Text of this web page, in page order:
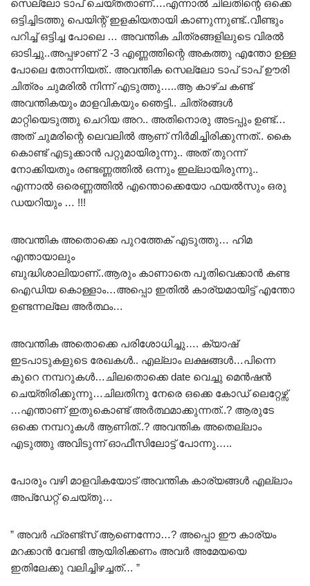
സെല്ലോ ടാപ് ചെയ്തതാണ്….എന്നാൽ ചിലതിന്റെ ഒക്കെ
ഒട്ടിച്ചിടത്തു പെയിന്റ് ഇളകിയതായി കാണുന്നുണ്ട്..വീണ്ടും
പറിച്ച് ഒട്ടിച്ച പോലെ … അവന്തിക ചിത്രങ്ങളിലുടെ വിരൽ
ഓടിച്ചു..അപ്പഴാണ് 2 -3 എണ്ണത്തിന്റെ അകത്തു എന്തോ ഉള്ള
പോലെ തോന്നിയത്.. അവന്തിക സെല്ലോ ടാപ് ടാപ് ഊരി
ചിത്രം ചുമരിൽ നിന്ന് എടുത്തു…..ആ കാഴ്ച കണ്ട്
അവന്തികയും മാളവികയും ഞെട്ടി.. ചിത്രങ്ങൾ
മാറ്റിയെടുത്തു ചെറിയ അറ.. അതിനൊരു അടപ്പും ഉണ്ട്…
അത് ചുമരിന്റെ ലെവലിൽ ആണ് നിർമിച്ചിരിക്കുന്നത്.. കൈ
കൊണ്ട് എടുക്കാൻ പറ്റുമായിരുന്നു.. അത് തുറന്ന്
നോക്കിയതും രണ്ടണ്ണത്തിൽ ഒന്നും ഇല്ലായിരുന്നു..
എന്നാൽ ഒരെണ്ണത്തിൽ എന്തൊക്കെയോ ഫയൽസും ഒരു
ഡയറിയും … !!!
അവന്തിക അതൊക്കെ പുറത്തേക് എടുത്തു… ഹിമ
എന്തായാലും
ബുദ്ധിശാലിയാണ്..ആരും കാണാതെ പൂതിവെക്കാൻ കണ്ട
ഐഡിയ കൊള്ളാം…അപ്പൊ ഇതിൽ കാര്യമായിട്ട് എന്തോ
ഉണ്ടന്നല്ലേ അർത്ഥം…
അവന്തിക അതൊക്കെ പരിശോധിച്ചു…. ക്യാഷ്
ഇടപാടുകളുടെ രേഖകൾ.. എല്ലാം ലക്ഷങ്ങൾ…പിന്നെ
കുറെ നമ്പറുകൾ…ചിലതൊക്കെ date വെച്ചു മെൻഷൻ
ചെയ്തിരിക്കുന്നു…ചിലതിനു നേരെ ഒക്കെ കോഡ് ലെറ്റേഴ്സ്
…എന്താണ് ഇതുകൊണ്ട് അർത്ഥമാക്കുന്നത്..? ആരുടേ
ഒക്കെ നമ്പറുകൾ ആണിത്..? അവന്തിക അതെല്ലാം
എടുത്തു അവിടുന്ന് ഓഫീസിലോട്ട് പോന്നു…..
പോരും വഴി മാളവികയോട് അവന്തിക കാര്യങ്ങൾ എല്ലാം
അപ്ഡേറ്റ് ചെയ്തു…
” അവർ ഫ്രണ്ട്സ് ആണെന്നോ…? അപ്പൊ ഈ കാര്യം
മറക്കാൻ വേണ്ടി ആയിരിക്കണം അവർ അമേയയെ
ഇതിലേക്കു വലിച്ചിഴച്ചത്… ”